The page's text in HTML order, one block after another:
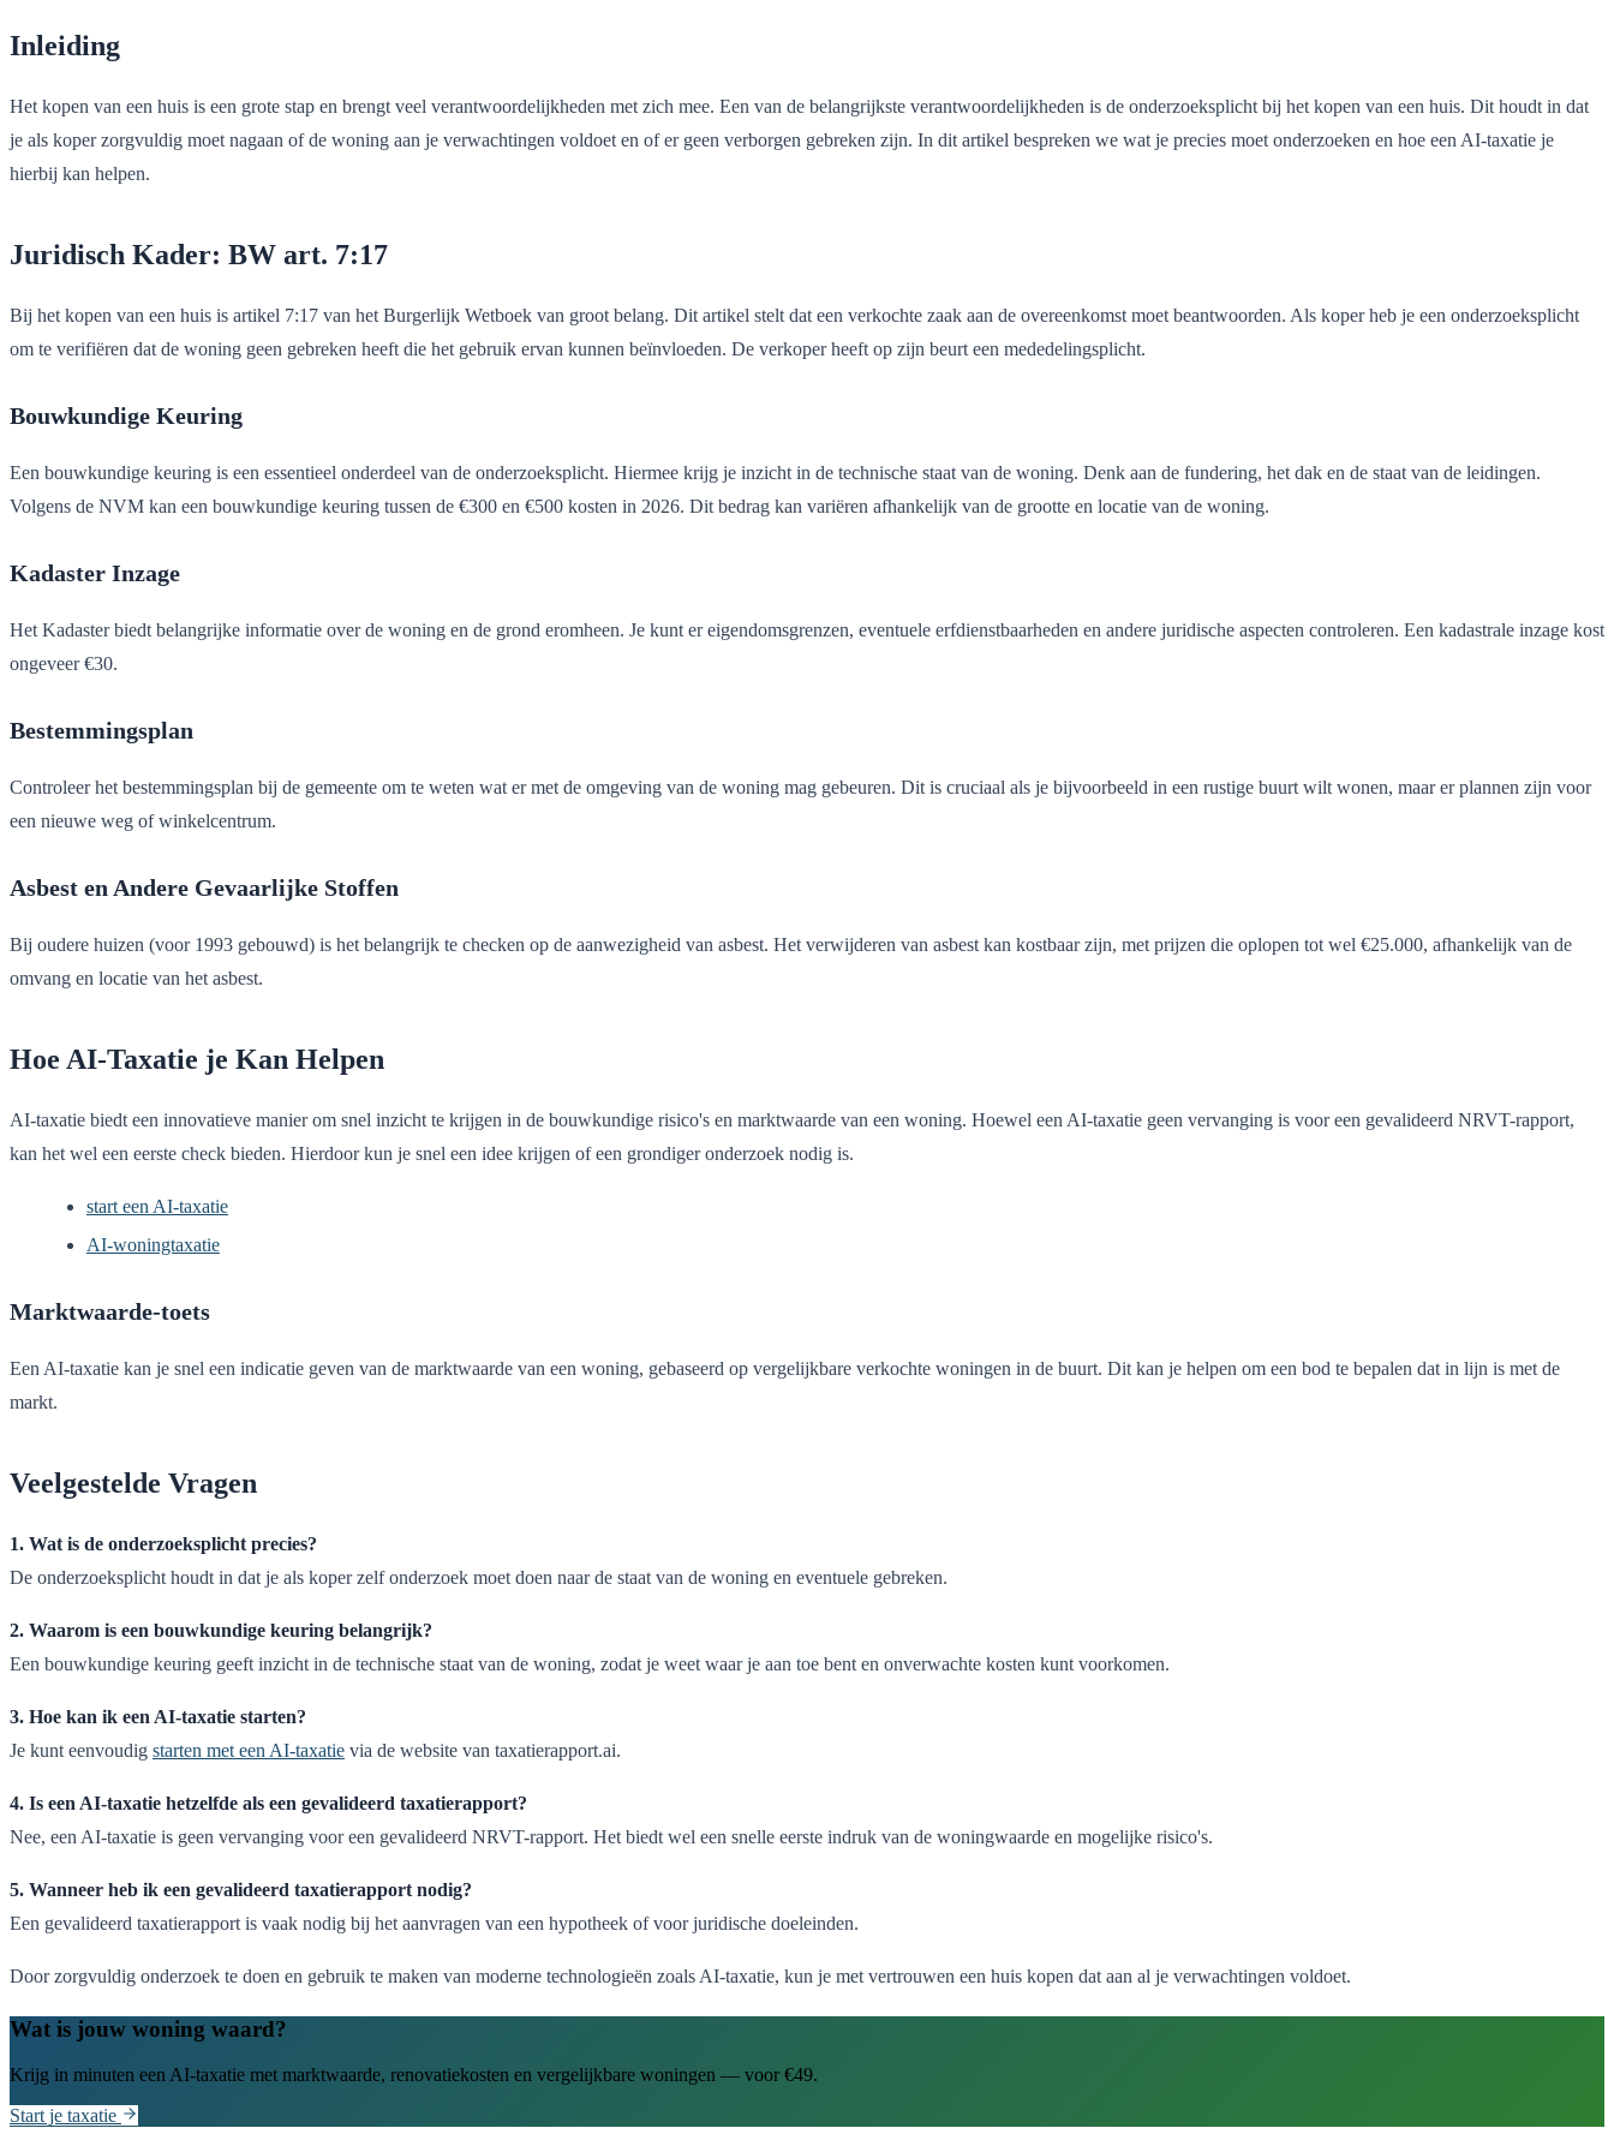
Inleiding
Het kopen van een huis is een grote stap en brengt veel verantwoordelijkheden met zich mee. Een van de belangrijkste verantwoordelijkheden is de onderzoeksplicht bij het kopen van een huis. Dit houdt in dat
je als koper zorgvuldig moet nagaan of de woning aan je verwachtingen voldoet en of er geen verborgen gebreken zijn. In dit artikel bespreken we wat je precies moet onderzoeken en hoe een AI-taxatie je
hierbij kan helpen.
Juridisch Kader: BW art. 7:17
Bij het kopen van een huis is artikel 7:17 van het Burgerlijk Wetboek van groot belang. Dit artikel stelt dat een verkochte zaak aan de overeenkomst moet beantwoorden. Als koper heb je een onderzoeksplicht
om te verifiëren dat de woning geen gebreken heeft die het gebruik ervan kunnen beïnvloeden. De verkoper heeft op zijn beurt een mededelingsplicht.
Bouwkundige Keuring
Een bouwkundige keuring is een essentieel onderdeel van de onderzoeksplicht. Hiermee krijg je inzicht in de technische staat van de woning. Denk aan de fundering, het dak en de staat van de leidingen.
Volgens de NVM kan een bouwkundige keuring tussen de €300 en €500 kosten in 2026. Dit bedrag kan variëren afhankelijk van de grootte en locatie van de woning.
Kadaster Inzage
Het Kadaster biedt belangrijke informatie over de woning en de grond eromheen. Je kunt er eigendomsgrenzen, eventuele erfdienstbaarheden en andere juridische aspecten controleren. Een kadastrale inzage kost
ongeveer €30.
Bestemmingsplan
Controleer het bestemmingsplan bij de gemeente om te weten wat er met de omgeving van de woning mag gebeuren. Dit is cruciaal als je bijvoorbeeld in een rustige buurt wilt wonen, maar er plannen zijn voor
een nieuwe weg of winkelcentrum.
Asbest en Andere Gevaarlijke Stoffen
Bij oudere huizen (voor 1993 gebouwd) is het belangrijk te checken op de aanwezigheid van asbest. Het verwijderen van asbest kan kostbaar zijn, met prijzen die oplopen tot wel €25.000, afhankelijk van de
omvang en locatie van het asbest.
Hoe AI-Taxatie je Kan Helpen
AI-taxatie biedt een innovatieve manier om snel inzicht te krijgen in de bouwkundige risico's en marktwaarde van een woning. Hoewel een AI-taxatie geen vervanging is voor een gevalideerd NRVT-rapport,
kan het wel een eerste check bieden. Hierdoor kun je snel een idee krijgen of een grondiger onderzoek nodig is.
start een AI-taxatie
AI-woningtaxatie
Marktwaarde-toets
Een AI-taxatie kan je snel een indicatie geven van de marktwaarde van een woning, gebaseerd op vergelijkbare verkochte woningen in de buurt. Dit kan je helpen om een bod te bepalen dat in lijn is met de
markt.
Veelgestelde Vragen
1. Wat is de onderzoeksplicht precies?
De onderzoeksplicht houdt in dat je als koper zelf onderzoek moet doen naar de staat van de woning en eventuele gebreken.
2. Waarom is een bouwkundige keuring belangrijk?
Een bouwkundige keuring geeft inzicht in de technische staat van de woning, zodat je weet waar je aan toe bent en onverwachte kosten kunt voorkomen.
3. Hoe kan ik een AI-taxatie starten?
Je kunt eenvoudig starten met een AI-taxatie via de website van taxatierapport.ai.
4. Is een AI-taxatie hetzelfde als een gevalideerd taxatierapport?
Nee, een AI-taxatie is geen vervanging voor een gevalideerd NRVT-rapport. Het biedt wel een snelle eerste indruk van de woningwaarde en mogelijke risico's.
5. Wanneer heb ik een gevalideerd taxatierapport nodig?
Een gevalideerd taxatierapport is vaak nodig bij het aanvragen van een hypotheek of voor juridische doeleinden.
Door zorgvuldig onderzoek te doen en gebruik te maken van moderne technologieën zoals AI-taxatie, kun je met vertrouwen een huis kopen dat aan al je verwachtingen voldoet.
Wat is jouw woning waard?
Krijg in minuten een AI-taxatie met marktwaarde, renovatiekosten en vergelijkbare woningen — voor €49.
Start je taxatie